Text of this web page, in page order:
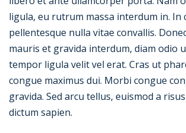
ligula, eu rutrum massa interdum in. In
pellentesque nulla vitae convallis.
mauris et gravida interdum, diam odio
tempor ligula velit vel erat. Cras ut
congue maximus dui. Morbi congue
gravida. Sed arcu tellus, euismod a
dictum sapien.